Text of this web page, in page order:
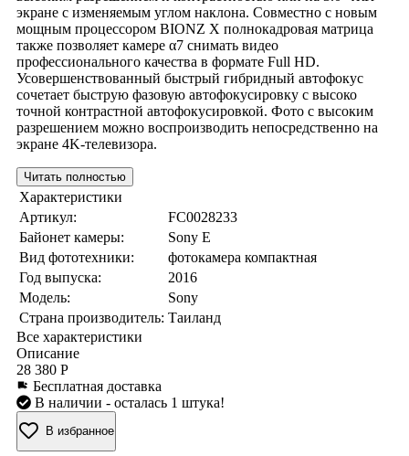
экране с изменяемым углом наклона. Совместно с новым
мощным процессором BIONZ X полнокадровая матрица
также позволяет камере α7 снимать видео
профессионального качества в формате Full HD.
Усовершенствованный быстрый гибридный автофокус
сочетает быструю фазовую автофокусировку с высоко
точной контрастной автофокусировкой. Фото с высоким
разрешением можно воспроизводить непосредственно на
экране 4K-телевизора.
Читать полностью
Характеристики
Артикул:
FC0028233
Байонет камеры:
Sony E
Вид фототехники:
фотокамера компактная
Год выпуска:
2016
Модель:
Sony
Страна производитель: Таиланд
Все характеристики
Описание
28 380 Р
Бесплатная доставка
В наличии - осталась 1 штука!
В избранное